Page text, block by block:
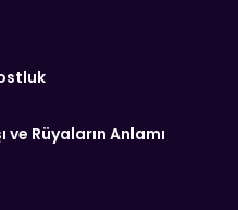
konusunda büyük bir
çözümlemesine de her
ve buna kendini
ve Rüyaların Anlamı